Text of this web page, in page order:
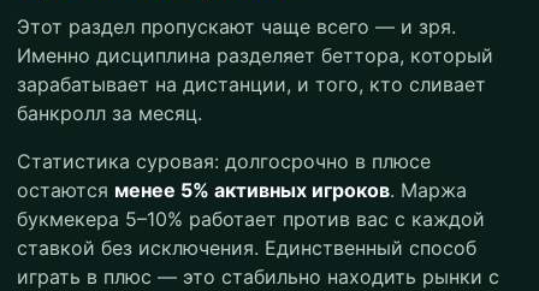
Этот раздел пропускают чаще всего — и зря.
Именно дисциплина разделяет беттора, который
зарабатывает на дистанции, и того, кто сливает
банкролл за месяц.
Статистика суровая: долгосрочно в плюсе
остаются менее 5% активных игроков. Маржа
букмекера 5–10% работает против вас с каждой
ставкой без исключения. Единственный способ
играть в плюс — это стабильно находить рынки с